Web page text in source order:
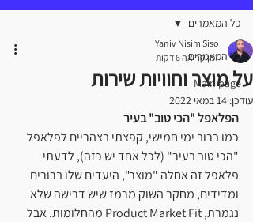
כל המאמרים
Main page
כל המאמרים
על מוצר וחוויות שירות
Yaniv Nisim Siso
זמן קריאה 6 דקות
עודכן: 14 במאי 2022
הפלאפל "הכי טוב" בעיר
כמו ברוב ימי חמישי, קפצתי בצהריים לפלאפל
"הכי טוב בעיר" (לכל אחד יש כזה), לדעתי
פלאפל זה אחלה "מוצר", היעדים שלו ברורים
ומדידים, מחקר השוק מרמז שיש דרישה שלא
נגמרת, Product Market Fit מהחלומות. אבל